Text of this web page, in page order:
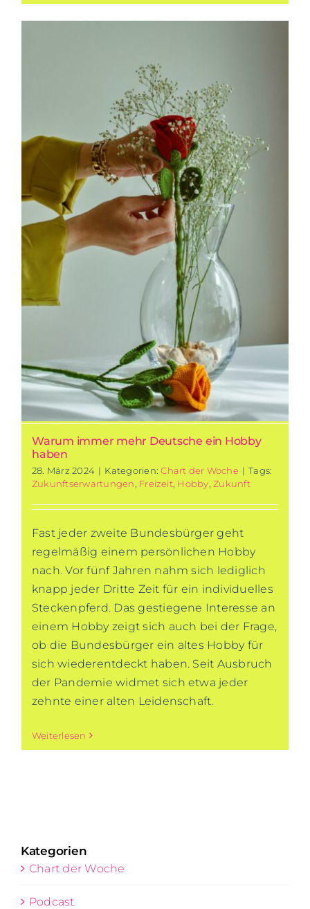
Warum immer mehr Deutsche ein Hobby
haben
28. März 2024 | Kategorien:Chart der Woche | Tags:
Zukunftserwartungen Freizeit, Hobby ,Zukunft
Fast jeder zweite Bundesbürger geht
regelmäßig einem persönlichen Hobby
nach. Vor fünf Jahren nahm sich lediglich
knapp jeder Dritte Zeit für ein individuelles
Steckenpferd. Das gestiegene Interesse an
einem Hobby zeigt sich auch bei der Frage,
ob die Bundesbürger ein altes Hobby für
sich wiederentdeckt haben. Seit Ausbruch
der Pandemie widmet sich etwa jeder
zehnte einer alten Leidenschaft.
Weiterlesen
Kategorien
Chart der Woche
Podcast